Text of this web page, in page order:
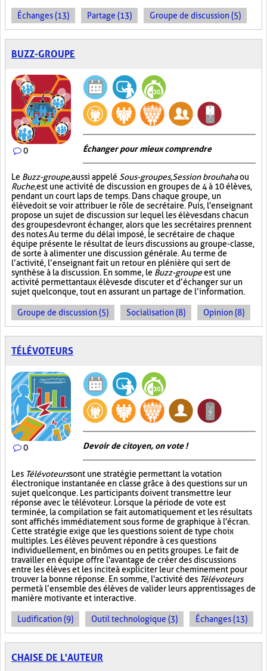
Échanges (13) Partage (13) Groupe de discussion (5)
BUZZ-GROUPE
0 Échanger pour mieux comprendre
Le Buzz-groupe,aussi appelé Sous-groupes,Session brouhahaou
Ruche,est une activité de discussion en groupes de 4 à 10 élèves,
pendant un court laps de temps. Dans chaque groupe, un
élève doit se voir attribuer le rôle de secrétaire. Puis, l'enseignant
propose un sujet de discussion sur lequel les élèves dans chacun
des groupes devront échanger, alors que les secrétaires prennent
des notes. Au terme du délai imposé, le secrétaire de chaque
équipe présente le résultat de leurs discussions au groupe-classe,
de sorte à alimenter une discussion générale. Au terme de
l’activité, l’enseignant fait un retour en plénière qui sert de
synthèse à la discussion. En somme, le Buzz-groupeest une
activité permettant aux élèves de discuter et d’échanger sur un
sujet quelconque, tout en assurant un partage de l’information.
Groupe de discussion (5) Socialisation (8) Opinion (8)
TÉLÉVOTEURS
0 Devoir de citoyen, on vote !
Les Télévoteurssont une stratégie permettant la votation
électronique instantanée en classe grâce à des questions sur un
sujet quelconque. Les participants doivent transmettre leur
réponse avec le télévoteur. Lorsque la période de vote est
terminée, la compilation se fait automatiquement et les résultats
sont affichés immédiatement sous forme de graphique à l'écran.
Cette stratégie exige que les questions soient de type choix
multiples. Les élèves peuvent répondre à ces questions
individuellement, en binômes ou en petits groupes. Le fait de
travailler en équipe offre l'avantage de créer des discussions
entre les élèves et les incite à expliciter leur cheminement pour
trouver la bonne réponse. En somme, l'activité des Télévoteurs
permet à l’ensemble des élèves de valider leurs apprentissages de
manière motivante et interactive.
Ludification (9) Outil technologique (3) Échanges (13)
CHAISE DE L'AUTEUR